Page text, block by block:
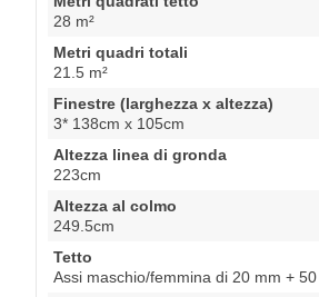
28 m²
Metri quadri totali
21.5 m²
Finestre (larghezza x altezza)
3* 138cm x 105cm
Altezza linea di gronda
223cm
Altezza al colmo
249.5cm
Tetto
Assi maschio/femmina di 20 mm +